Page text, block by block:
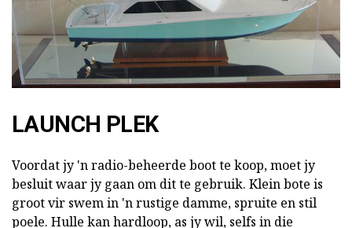
LAUNCH PLEK
Voordat jy 'n radio-beheerde boot te koop, moet jy
besluit waar jy gaan om dit te gebruik. Klein bote is
groot vir swem in 'n rustige damme, spruite en stil
poele. Hulle kan hardloop, as jy wil, selfs in die